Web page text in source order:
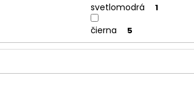
svetlomodrá 1
čierna 5